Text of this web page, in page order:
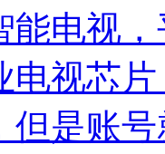
能电视
电视芯
但是账